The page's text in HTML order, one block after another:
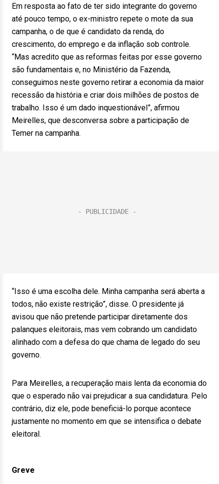
Em resposta ao fato de ter sido integrante do governo
até pouco tempo, o ex-ministro repete o mote da sua
campanha, o de que é candidato da renda, do
crescimento, do emprego e da inflação sob controle.
“Mas acredito que as reformas feitas por esse governo
são fundamentais e, no Ministério da Fazenda,
conseguimos neste governo retirar a economia da maior
recessão da história e criar dois milhões de postos de
trabalho. Isso é um dado inquestionável”, afirmou
Meirelles, que desconversa sobre a participação de
Temer na campanha.
“Isso é uma escolha dele. Minha campanha será aberta a
todos, não existe restrição”, disse. O presidente já
avisou que não pretende participar diretamente dos
palanques eleitorais, mas vem cobrando um candidato
alinhado com a defesa do que chama de legado do seu
governo.
Para Meirelles, a recuperação mais lenta da economia do
que o esperado não vai prejudicar a sua candidatura. Pelo
contrário, diz ele, pode beneficiá-lo porque acontece
justamente no momento em que se intensifica o debate
eleitoral.
Greve